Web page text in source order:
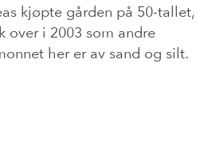
kjøpte gården på 50-tallet,
over i 2003 som andre
her er av sand og silt.